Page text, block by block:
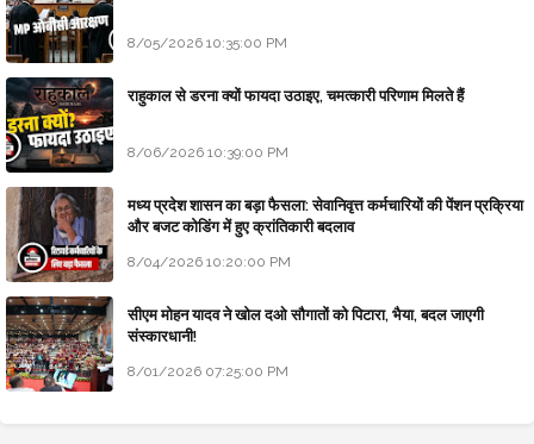
8/05/2026 10:35:00 PM
राहुकाल से डरना क्यों फायदा उठाइए, चमत्कारी परिणाम मिलते हैं
8/06/2026 10:39:00 PM
मध्य प्रदेश शासन का बड़ा फैसला: सेवानिवृत्त कर्मचारियों की पेंशन प्रक्रिया
और बजट कोडिंग में हुए क्रांतिकारी बदलाव
8/04/2026 10:20:00 PM
सीएम मोहन यादव ने खोल दओ सौगातों को पिटारा, भैया, बदल जाएगी
संस्कारधानी!
8/01/2026 07:25:00 PM